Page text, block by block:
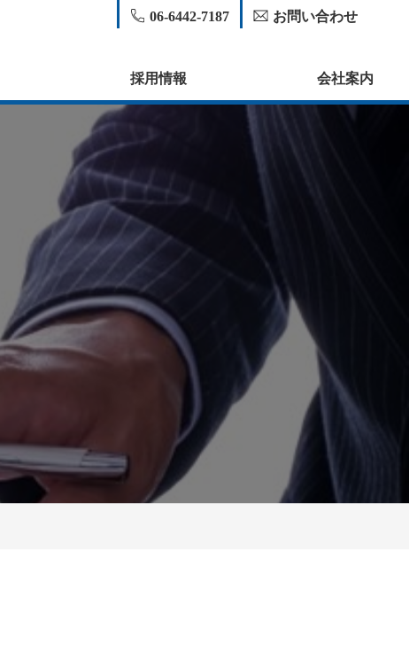
採用情報 会社案内
06-6442-7187 お問い合わせ